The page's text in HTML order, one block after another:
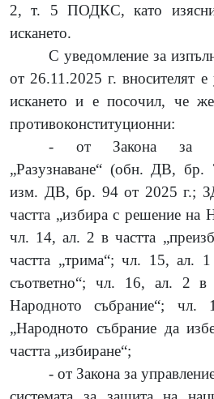
2, т. 5 ПОДКС, като
искането.
С уведомление за
от 26.11.2025 г. вносителят
искането и е посочил, че
противоконституционни:
- от Закона за
„Разузнаване“ (обн. ДВ,
изм. ДВ, бр. 94 от 2025 г.;
частта „избира с решение на
чл. 14, ал. 2 в частта
частта „трима“; чл. 15, ал. 1
съответно“; чл. 16, ал. 2 в
Народното събрание“;
„Народното събрание да
частта „избиране“;
- от Закона за